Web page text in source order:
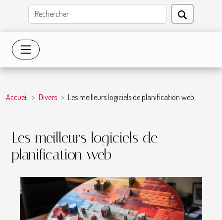
Accueil Divers Les meilleurs logiciels de planification web
Les meilleurs logiciels de
planification web